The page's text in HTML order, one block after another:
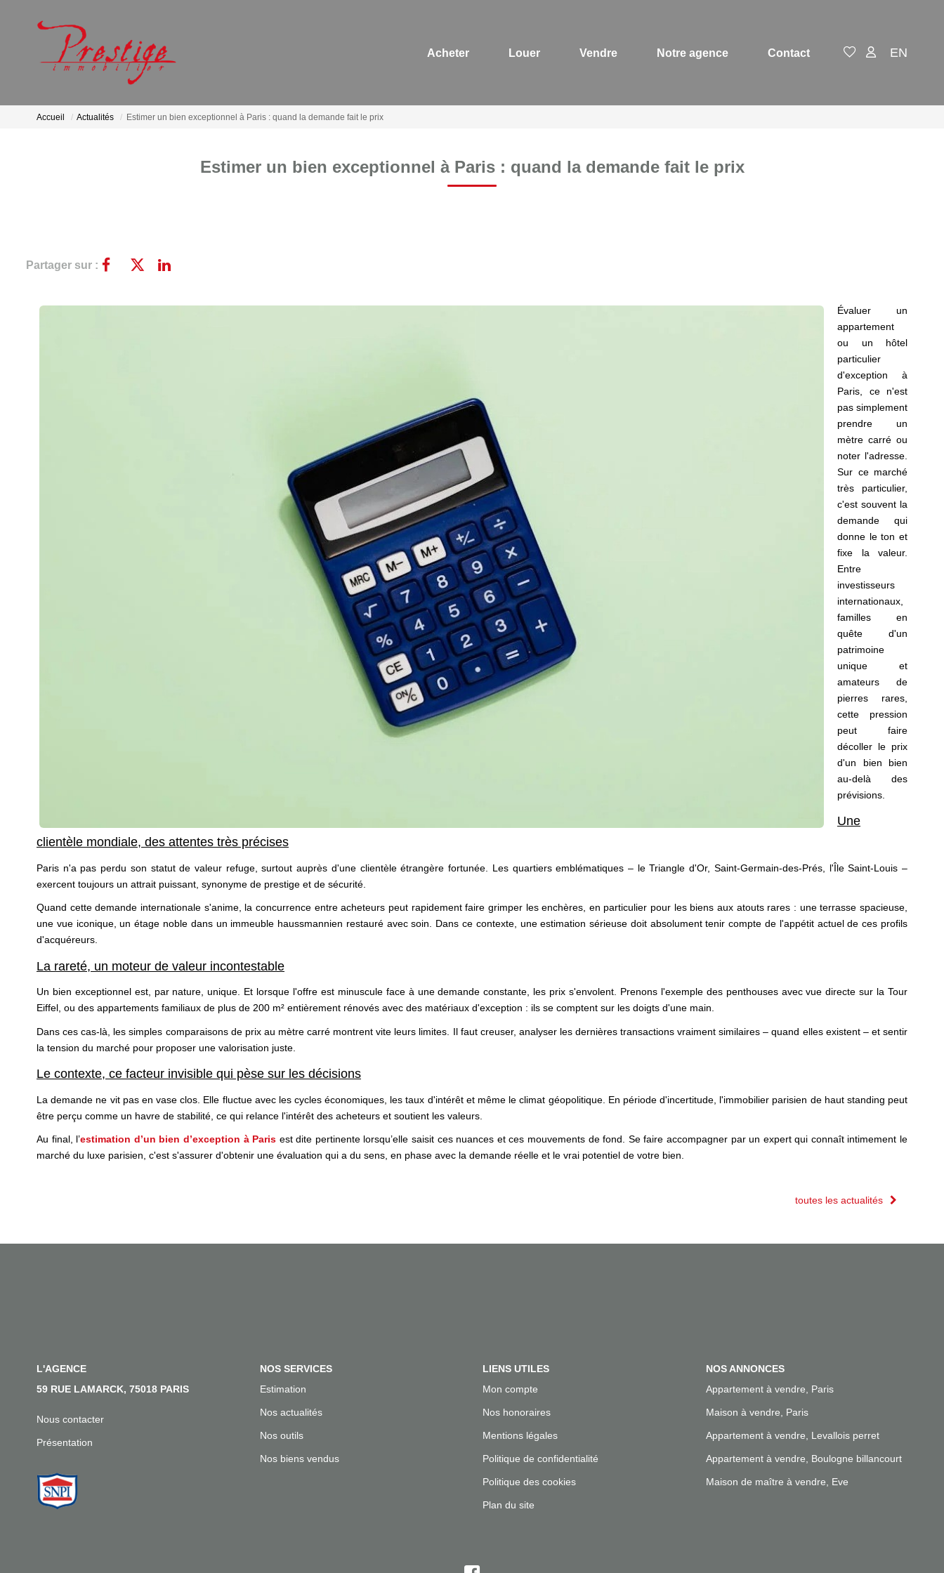
Acheter Louer Vendre Notre agence Contact EN
Accueil Actualités Estimer un bien exceptionnel à Paris : quand la demande fait le prix
Estimer un bien exceptionnel à Paris : quand la demande fait le prix
Partager sur :
Évaluer un
appartement
ou un hôtel
particulier
d'exception à
Paris, ce n'est
pas simplement
prendre un
mètre carré ou
noter l'adresse.
Sur ce marché
très particulier,
c'est souvent la
demande qui
donne le ton et
fixe la valeur.
Entre
investisseurs
internationaux,
familles en
quête d'un
patrimoine
unique et
amateurs de
pierres rares,
cette pression
peut faire
décoller le prix
d'un bien bien
au-delà des
prévisions.
Une
clientèle mondiale, des attentes très précises
Paris n'a pas perdu son statut de valeur refuge, surtout auprès d'une clientèle étrangère fortunée. Les quartiers emblématiques – le Triangle d'Or, Saint-Germain-des-Prés, l'Île Saint-Louis –
exercent toujours un attrait puissant, synonyme de prestige et de sécurité.
Quand cette demande internationale s'anime, la concurrence entre acheteurs peut rapidement faire grimper les enchères, en particulier pour les biens aux atouts rares : une terrasse spacieuse,
une vue iconique, un étage noble dans un immeuble haussmannien restauré avec soin. Dans ce contexte, une estimation sérieuse doit absolument tenir compte de l'appétit actuel de ces profils
d'acquéreurs.
La rareté, un moteur de valeur incontestable
Un bien exceptionnel est, par nature, unique. Et lorsque l'offre est minuscule face à une demande constante, les prix s'envolent. Prenons l'exemple des penthouses avec vue directe sur la Tour
Eiffel, ou des appartements familiaux de plus de 200 m² entièrement rénovés avec des matériaux d'exception : ils se comptent sur les doigts d'une main.
Dans ces cas-là, les simples comparaisons de prix au mètre carré montrent vite leurs limites. Il faut creuser, analyser les dernières transactions vraiment similaires – quand elles existent – et sentir
la tension du marché pour proposer une valorisation juste.
Le contexte, ce facteur invisible qui pèse sur les décisions
La demande ne vit pas en vase clos. Elle fluctue avec les cycles économiques, les taux d'intérêt et même le climat géopolitique. En période d'incertitude, l'immobilier parisien de haut standing peut
être perçu comme un havre de stabilité, ce qui relance l'intérêt des acheteurs et soutient les valeurs.
Au final, l’estimation d’un bien d’exception à Paris est dite pertinente lorsqu’elle saisit ces nuances et ces mouvements de fond. Se faire accompagner par un expert qui connaît intimement le
marché du luxe parisien, c'est s'assurer d'obtenir une évaluation qui a du sens, en phase avec la demande réelle et le vrai potentiel de votre bien.
toutes les actualités
L'AGENCE
59 RUE LAMARCK, 75018 PARIS
Nous contacter
Présentation
NOS SERVICES
Estimation
Nos actualités
Nos outils
Nos biens vendus
LIENS UTILES
Mon compte
Nos honoraires
Mentions légales
Politique de confidentialité
Politique des cookies
Plan du site
NOS ANNONCES
Appartement à vendre, Paris
Maison à vendre, Paris
Appartement à vendre, Levallois perret
Appartement à vendre, Boulogne billancourt
Maison de maître à vendre, Eve